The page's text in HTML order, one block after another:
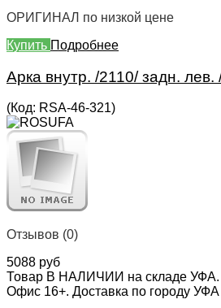
ОРИГИНАЛ по низкой цене
Купить Подробнее
Арка внутр. /2110/ задн.
(Код: RSA-46-321)
Отзывов (0)
5088 руб
Товар В НАЛИЧИИ на складе УФА.
Офис 16+. Доставка по городу